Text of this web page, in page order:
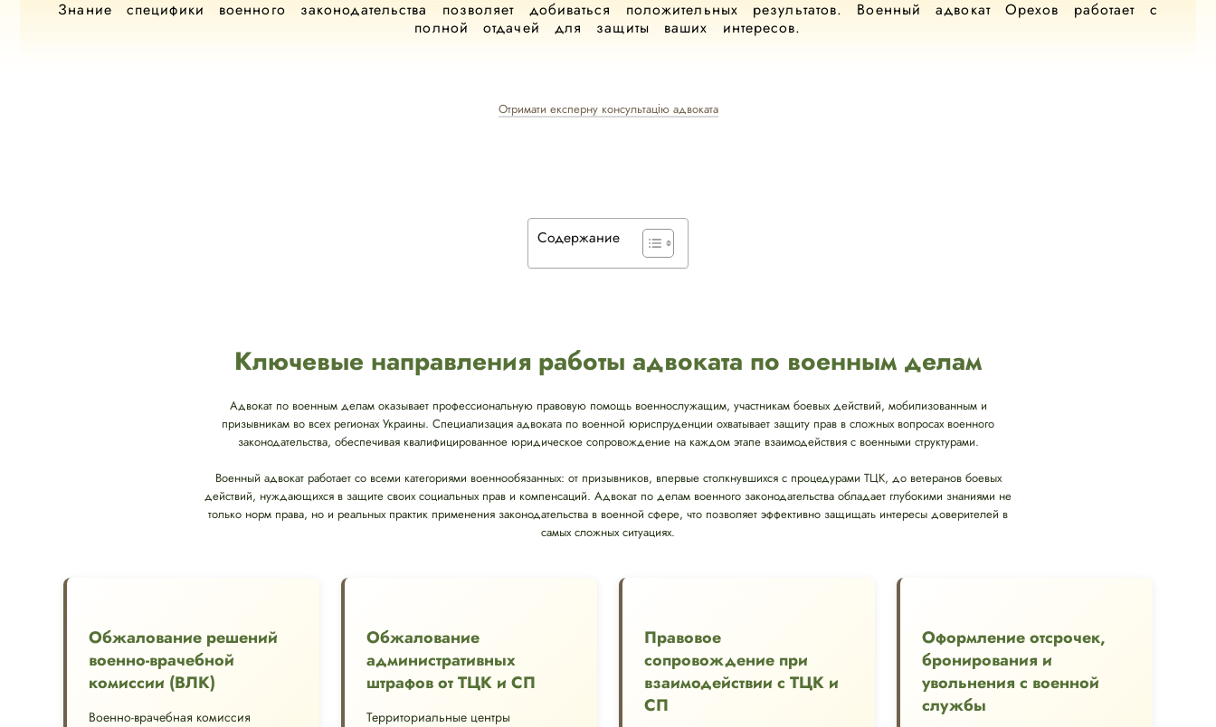
Знание специфики военного законодательства позволяет добиваться положительных результатов. Военный адвокат Орехов работает с
полной отдачей для защиты ваших интересов.
Отримати експерну консультацію адвоката
Содержание
Ключевые направления работы адвоката по военным делам
Адвокат по военным делам оказывает профессиональную правовую помощь военнослужащим, участникам боевых действий, мобилизованным и
призывникам во всех регионах Украины. Специализация адвоката по военной юриспруденции охватывает защиту прав в сложных вопросах военного
законодательства, обеспечивая квалифицированное юридическое сопровождение на каждом этапе взаимодействия с военными структурами.
Военный адвокат работает со всеми категориями военнообязанных: от призывников, впервые столкнувшихся с процедурами ТЦК, до ветеранов боевых
действий, нуждающихся в защите своих социальных прав и компенсаций. Адвокат по делам военного законодательства обладает глубокими знаниями не
только норм права, но и реальных практик применения законодательства в военной сфере, что позволяет эффективно защищать интересы доверителей в
самых сложных ситуациях.
Обжалование решений
военно-врачебной
комиссии (ВЛК)
Военно-врачебная комиссия
Обжалование
административных
штрафов от ТЦК и СП
Территориальные центры
Правовое
сопровождение при
взаимодействии с ТЦК и
СП
Оформление отсрочек,
бронирования и
увольнения с военной
службы